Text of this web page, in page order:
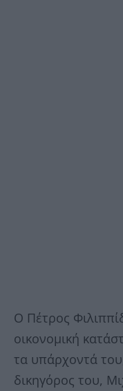
Ο Πέτρος
οικονομική
τα υπάρχοντά
δικηγόρος του,